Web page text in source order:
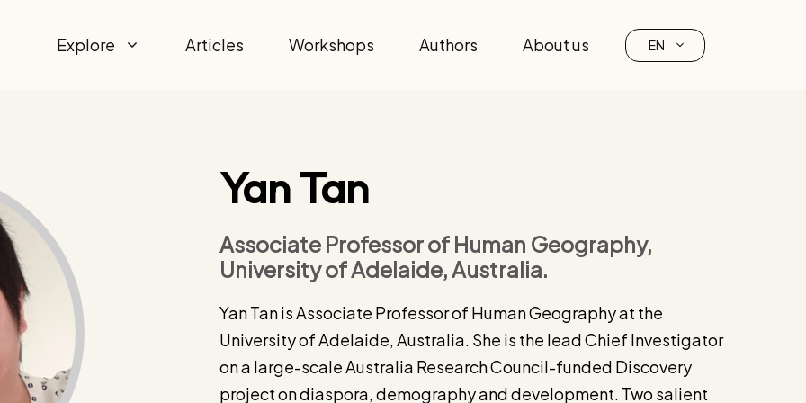
Explore Articles Workshops Authors About us EN
Yan Tan
Associate Professor of Human Geography,
University of Adelaide, Australia.
Yan Tan is Associate Professor of Human Geography at the
University of Adelaide, Australia. She is the lead Chief Investigator
on a large-scale Australia Research Council-funded Discovery
project on diaspora, demography and development. Two salient